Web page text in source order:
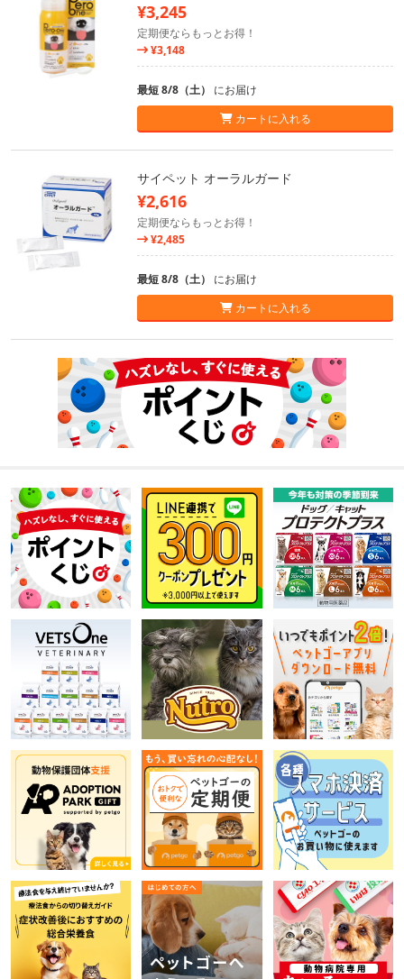
¥3,245
定期便ならもっとお得！
¥3,148
最短 8/8（土） にお届け
カートに入れる
サイペット オーラルガード
¥2,616
定期便ならもっとお得！
¥2,485
最短 8/8（土） にお届け
カートに入れる